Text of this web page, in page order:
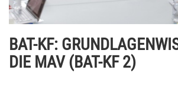
BAT-KF:
DIE MAV (BAT-KF 2)